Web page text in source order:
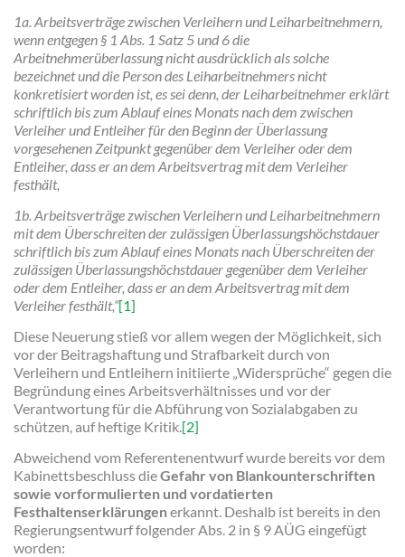
1a. Arbeitsverträge zwischen Verleihern und Leiharbeitnehmern,
wenn entgegen § 1 Abs. 1 Satz 5 und 6 die
Arbeitnehmerüberlassung nicht ausdrücklich als solche
bezeichnet und die Person des Leiharbeitnehmers nicht
konkretisiert worden ist, es sei denn, der Leiharbeitnehmer erklärt
schriftlich bis zum Ablauf eines Monats nach dem zwischen
Verleiher und Entleiher für den Beginn der Überlassung
vorgesehenen Zeitpunkt gegenüber dem Verleiher oder dem
Entleiher, dass er an dem Arbeitsvertrag mit dem Verleiher
festhält,
1b. Arbeitsverträge zwischen Verleihern und Leiharbeitnehmern
mit dem Überschreiten der zulässigen Überlassungshöchstdauer
schriftlich bis zum Ablauf eines Monats nach Überschreiten der
zulässigen Überlassungshöchstdauer gegenüber dem Verleiher
oder dem Entleiher, dass er an dem Arbeitsvertrag mit dem
Verleiher festhält,“[1]
Diese Neuerung stieß vor allem wegen der Möglichkeit, sich
vor der Beitragshaftung und Strafbarkeit durch von
Verleihern und Entleihern initiierte „Widersprüche“ gegen die
Begründung eines Arbeitsverhältnisses und vor der
Verantwortung für die Abführung von Sozialabgaben zu
schützen, auf heftige Kritik.[2]
Abweichend vom Referentenentwurf wurde bereits vor dem
Kabinettsbeschluss dieGefahr von Blankounterschriften
sowie vorformulierten und vordatierten
Festhaltenserklärungenerkannt. Deshalb ist bereits in den
Regierungsentwurf folgender Abs. 2 in § 9 AÜG eingefügt
worden: